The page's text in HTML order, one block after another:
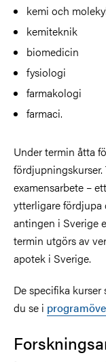
kemi och
kemiteknik
biomedicin
fysiologi
farmakologi
farmaci.
Under termin åtta
examensarbete –
ytterligare
antingen i Sverige
termin utgörs av
apotek i Sverige.
De specifika
du se i